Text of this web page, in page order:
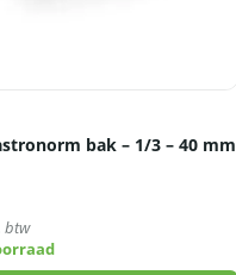
bak – 1/3 – 40 mm
btw